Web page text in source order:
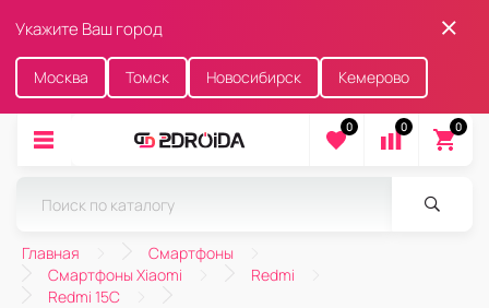
Укажите Ваш город
Москва Томск Новосибирск Кемерово
0 0 0
Главная
Смартфоны
Смартфоны Xiaomi
Redmi
Redmi 15C